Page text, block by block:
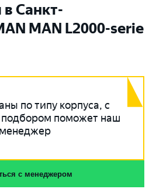
Санкт-
MAN L2000-serie
по типу корпуса, с
поможет наш
менеджер
с менеджером